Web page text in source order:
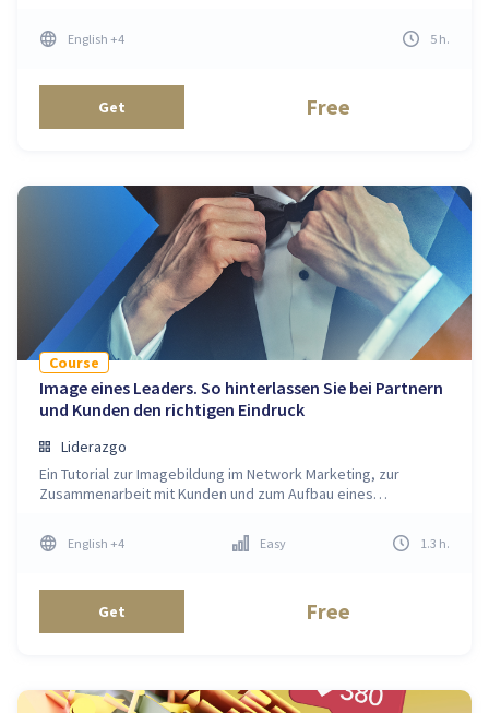
English +4 5 h.
Get Free
Course
Image eines Leaders. So hinterlassen Sie bei Partnern
und Kunden den richtigen Eindruck
Liderazgo
Ein Tutorial zur Imagebildung im Network Marketing, zur
Zusammenarbeit mit Kunden und zum Aufbau eines
English +4 Easy 1.3 h.
Get Free